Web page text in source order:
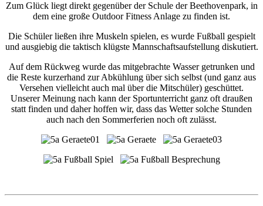
Zum Glück liegt direkt gegenüber der Schule der Beethovenpark, in
dem eine große Outdoor Fitness Anlage zu finden ist.
Die Schüler ließen ihre Muskeln spielen, es wurde Fußball gespielt
und ausgiebig die taktisch klügste Mannschaftsaufstellung diskutiert.
Auf dem Rückweg wurde das mitgebrachte Wasser getrunken und
die Reste kurzerhand zur Abkühlung über sich selbst (und ganz aus
Versehen vielleicht auch mal über die Mitschüler) geschüttet.
Unserer Meinung nach kann der Sportunterricht ganz oft draußen
statt finden und daher hoffen wir, dass das Wetter solche Stunden
auch nach den Sommerferien noch oft zulässt.